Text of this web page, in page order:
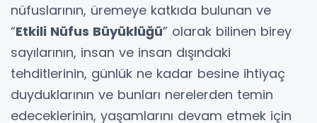
nüfuslarının, üremeye katkıda bulunan ve
“Etkili Nüfus Büyüklüğü” olarak bilinen birey
sayılarının, insan ve insan dışındaki
tehditlerinin, günlük ne kadar besine ihtiyaç
duyduklarının ve bunları nerelerden temin
edeceklerinin, yaşamlarını devam etmek için